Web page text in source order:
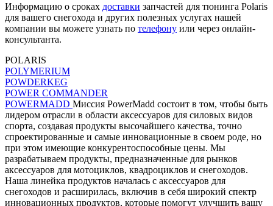
Информацию о сроках доставки запчастей для тюнинга Polaris
для вашего снегохода и других полезных услугах нашей
компании вы можете узнать по телефону или через онлайн-
консультанта.
POLARIS
POLYMERIUM
POWDERKEG
POWER COMMANDER
POWERMADD Миссия PowerMadd состоит в том, чтобы быть
лидером отрасли в области аксессуаров для силовых видов
спорта, создавая продукты высочайшего качества, точно
спроектированные и самые инновационные в своем роде, но
при этом имеющие конкурентоспособные цены. Мы
разрабатываем продукты, предназначенные для рынков
аксессуаров для мотоциклов, квадроциклов и снегоходов.
Наша линейка продуктов началась с аксессуаров для
снегоходов и расширилась, включив в себя широкий спектр
инновационных продуктов, которые помогут улучшить вашу